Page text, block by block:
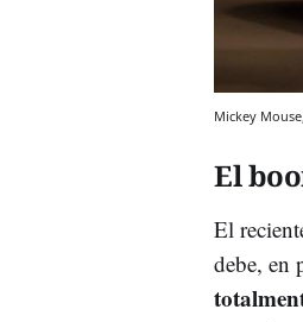
Mickey
El
El
debe, en